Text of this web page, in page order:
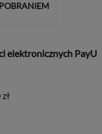
elektronicznych PayU